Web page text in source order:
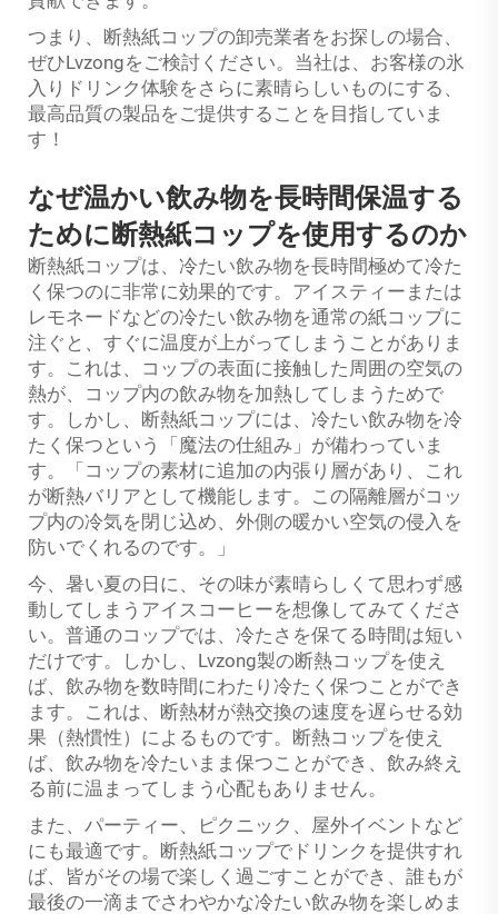
つまり、断熱紙コップの卸売業者をお探しの場合、
ぜひLvzongをご検討ください。当社は、お客様の氷
入りドリンク体験をさらに素晴らしいものにする、
最高品質の製品をご提供することを目指していま
す！
なぜ温かい飲み物を長時間保温する
ために断熱紙コップを使用するのか
断熱紙コップは、冷たい飲み物を長時間極めて冷た
く保つのに非常に効果的です。アイスティーまたは
レモネードなどの冷たい飲み物を通常の紙コップに
注ぐと、すぐに温度が上がってしまうことがありま
す。これは、コップの表面に接触した周囲の空気の
熱が、コップ内の飲み物を加熱してしまうためで
す。しかし、断熱紙コップには、冷たい飲み物を冷
たく保つという「魔法の仕組み」が備わっていま
す。「コップの素材に追加の内張り層があり、これ
が断熱バリアとして機能します。この隔離層がコッ
プ内の冷気を閉じ込め、外側の暖かい空気の侵入を
防いでくれるのです。」
今、暑い夏の日に、その味が素晴らしくて思わず感
動してしまうアイスコーヒーを想像してみてくださ
い。普通のコップでは、冷たさを保てる時間は短い
だけです。しかし、Lvzong製の断熱コップを使え
ば、飲み物を数時間にわたり冷たく保つことができ
ます。これは、断熱材が熱交換の速度を遅らせる効
果（熱慣性）によるものです。断熱コップを使え
ば、飲み物を冷たいまま保つことができ、飲み終え
る前に温まってしまう心配もありません。
また、パーティー、ピクニック、屋外イベントなど
にも最適です。断熱紙コップでドリンクを提供すれ
ば、皆がその場で楽しく過ごすことができ、誰もが
最後の一滴までさわやかな冷たい飲み物を楽しめま